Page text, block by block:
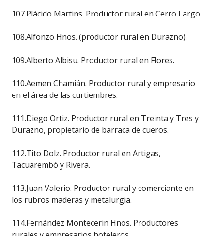
107.Plácido Martins. Productor rural en Cerro Largo.
108.Alfonzo Hnos. (productor rural en Durazno).
109.Alberto Albisu. Productor rural en Flores.
110.Aemen Chamián. Productor rural y empresario
en el área de las curtiembres.
111.Diego Ortiz. Productor rural en Treinta y Tres y
Durazno, propietario de barraca de cueros.
112.Tito Dolz. Productor rural en Artigas,
Tacuarembó y Rivera.
113.Juan Valerio. Productor rural y comerciante en
los rubros maderas y metalurgia.
114.Fernández Montecerin Hnos. Productores